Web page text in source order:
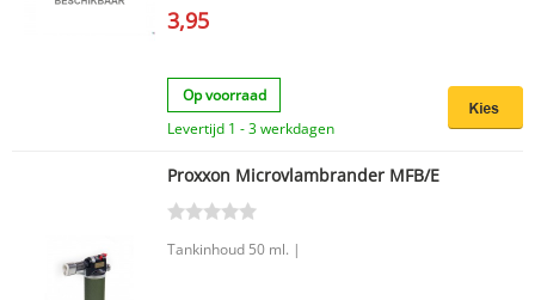
3,95
Op voorraad
Levertijd 1 - 3 werkdagen
Proxxon Microvlambrander MFB/E
Tankinhoud 50 ml. |